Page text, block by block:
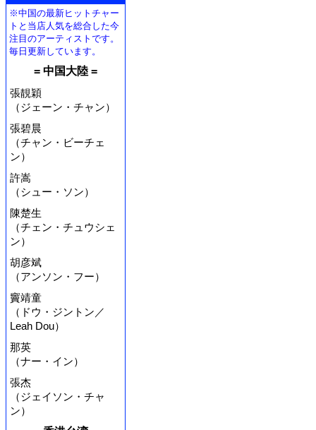
※中国の最新ヒットチャー
トと当店人気を総合した今
注目のアーティストです。
毎日更新しています。
= 中国大陸 =
張靚穎
（ジェーン・チャン）
張碧晨
（チャン・ビーチェ
ン）
許嵩
（シュー・ソン）
陳楚生
（チェン・チュウシェ
ン）
胡彦斌
（アンソン・フー）
竇靖童
（ドウ・ジントン／
Leah Dou）
那英
（ナー・イン）
張杰
（ジェイソン・チャ
ン）